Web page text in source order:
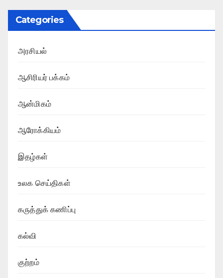
Categories
அரசியல்
ஆசிரியர் பக்கம்
ஆன்மிகம்
ஆரோக்கியம்
இதழ்கள்
உலக செய்திகள்
கருத்துக் கணிப்பு
கல்வி
குற்றம்